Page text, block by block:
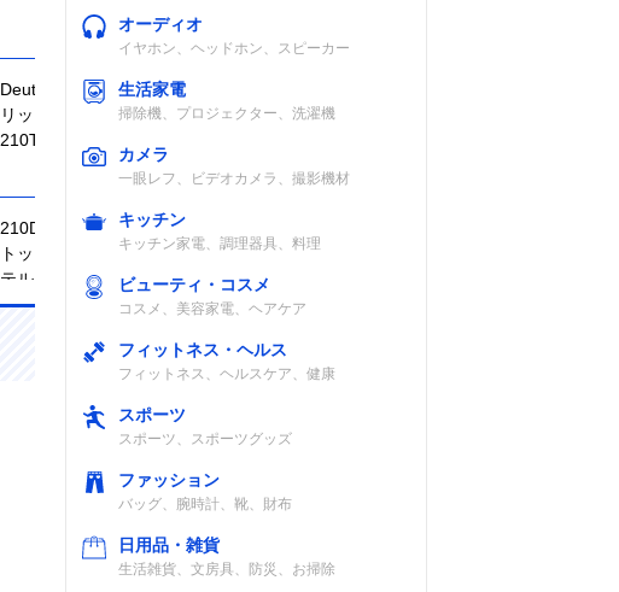
Deuterマイクロ
リップライト
210T
あり
210D リップス
トップポリエス
テル
2
PPウェビング なし ファスナー式
ライクラ生地 3
オーディオ
イヤホン、ヘッドホン、スピーカー
生活家電
掃除機、プロジェクター、洗濯機
カメラ
一眼レフ、ビデオカメラ、撮影機材
キッチン
キッチン家電、調理器具、料理
ビューティ・コスメ
コスメ、美容家電、ヘアケア
フィットネス・ヘルス
フィットネス、ヘルスケア、健康
スポーツ
スポーツ、スポーツグッズ
ファッション
バッグ、腕時計、靴、財布
日用品・雑貨
生活雑貨、文房具、防災、お掃除